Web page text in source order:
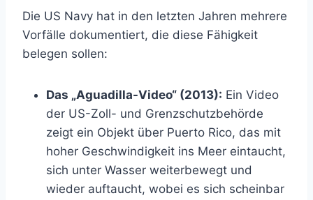
Die US Navy hat in den letzten Jahren mehrere
Vorfälle dokumentiert, die diese Fähigkeit
belegen sollen:
Das „Aguadilla-Video“ (2013): Ein Video
der US-Zoll- und Grenzschutzbehörde
zeigt ein Objekt über Puerto Rico, das mit
hoher Geschwindigkeit ins Meer eintaucht,
sich unter Wasser weiterbewegt und
wieder auftaucht, wobei es sich scheinbar